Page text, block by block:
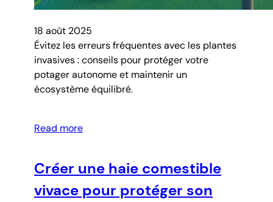
18 août 2025
Évitez les erreurs fréquentes avec les plantes
invasives : conseils pour protéger votre
potager autonome et maintenir un
écosystème équilibré.
Read more
Créer une haie comestible
vivace pour protéger son